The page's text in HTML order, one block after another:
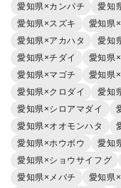
愛知県×カンパチ
愛知
愛知県×スズキ
愛知県
愛知県×アカハタ
愛知
愛知県×チダイ
愛知県
愛知県×マゴチ
愛知県
愛知県×クロダイ
愛知
愛知県×シロアマダイ
愛知県×オオモンハタ
愛知県×ホウボウ
愛知
愛知県×ショウサイフグ
愛知県×メバチ
愛知県